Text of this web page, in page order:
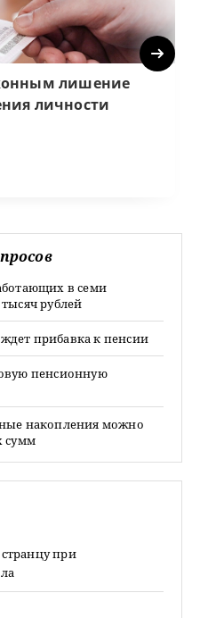
лишение
личности
Next
в семи
рублей
прибавка к пенсии
пенсионную
накопления можно
сумм
при